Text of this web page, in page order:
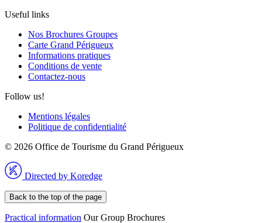
Useful links
Nos Brochures Groupes
Carte Grand Périgueux
Informations pratiques
Conditions de vente
Contactez-nous
Follow us!
Mentions légales
Politique de confidentialité
© 2026 Office de Tourisme du Grand Périgueux
Directed by Koredge
Back to the top of the page
Practical information Our Group Brochures